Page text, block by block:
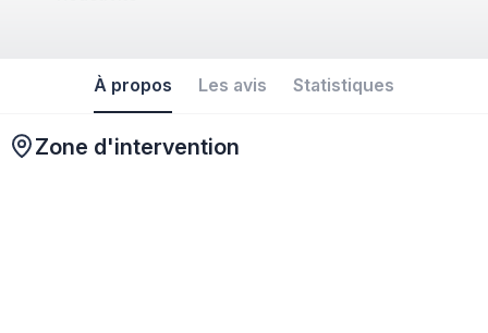
À propos Les avis Statistiques
Zone d'intervention